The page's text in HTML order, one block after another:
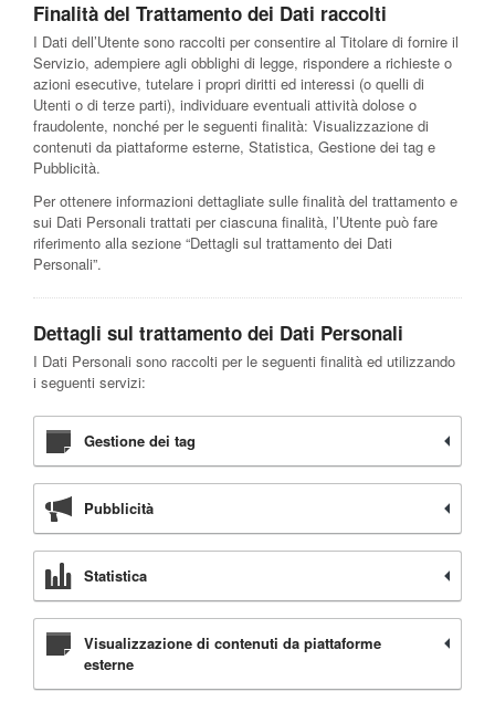
Finalità del Trattamento dei Dati raccolti
I Dati dell’Utente sono raccolti per consentire al Titolare di fornire il
Servizio, adempiere agli obblighi di legge, rispondere a richieste o
azioni esecutive, tutelare i propri diritti ed interessi (o quelli di
Utenti o di terze parti), individuare eventuali attività dolose o
fraudolente, nonché per le seguenti finalità: Visualizzazione di
contenuti da piattaforme esterne, Statistica, Gestione dei tag e
Pubblicità.
Per ottenere informazioni dettagliate sulle finalità del trattamento e
sui Dati Personali trattati per ciascuna finalità, l’Utente può fare
riferimento alla sezione “Dettagli sul trattamento dei Dati
Personali”.
Dettagli sul trattamento dei Dati Personali
I Dati Personali sono raccolti per le seguenti finalità ed utilizzando
i seguenti servizi:
Gestione dei tag
Pubblicità
Statistica
Visualizzazione di contenuti da piattaforme
esterne